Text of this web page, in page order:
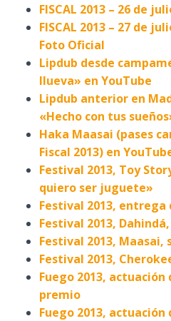
FISCAL 2013 – 26 de
FISCAL 2013 – 27 de
Foto Oficial
Lipdub desde
llueva» en YouTube
Lipdub anterior en
«Hecho con tus
Haka Maasai (pases
Fiscal 2013) en
Festival 2013, Toy
quiero ser juguete»
Festival 2013, entrega
Festival 2013,
Festival 2013, Maasai,
Festival 2013,
Fuego 2013,
premio
Fuego 2013,